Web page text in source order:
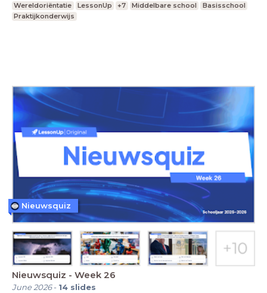
Wereldoriëntatie LessonUp +7 Middelbare school
Basisschool
Praktijkonderwijs
Nieuwsquiz - Week 26
June 2026- 14 slides
Nieuwsquiz